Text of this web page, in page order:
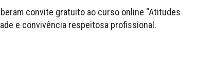
convite gratuito ao curso online “Atitudes
e convivência respeitosa profissional.